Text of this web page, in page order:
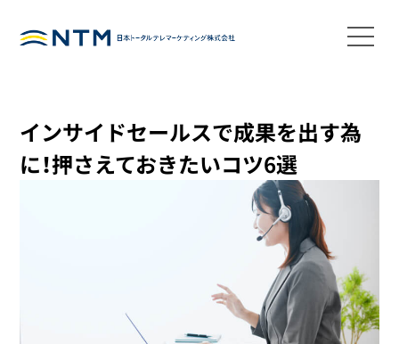
インサイドセールスで成果を出す為
に！押さえておきたいコツ6選